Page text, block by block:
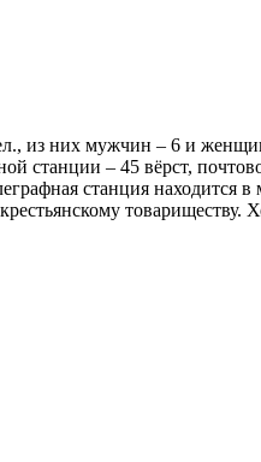
из них мужчин – 6 и
станции – 45 вёрст,
станция находится
товариществу.